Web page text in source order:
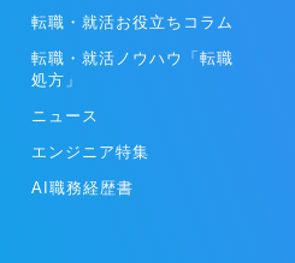
転職・就活お役立ちコラム
転職・就活ノウハウ「転職
処方」
ニュース
エンジニア特集
AI職務経歴書